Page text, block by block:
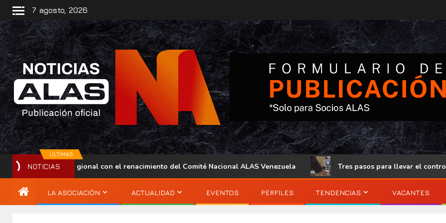
7 agosto, 2026
ULTIMAS
NOTICIAS
regional con el renacimiento del Comité Nacional ALAS Venezuela Tres pasos para llevar el control de
LA ASOCIACIÓN ACTUALIDAD EVENTOS PERFILES TENDENCIAS VACANTES